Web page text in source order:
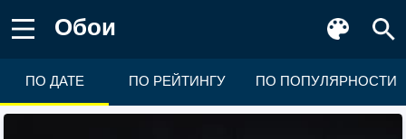
Обои
ПО ДАТЕ ПО РЕЙТИНГУ ПО ПОПУЛЯРНОСТИ